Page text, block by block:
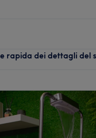
rapida dei dettagli del